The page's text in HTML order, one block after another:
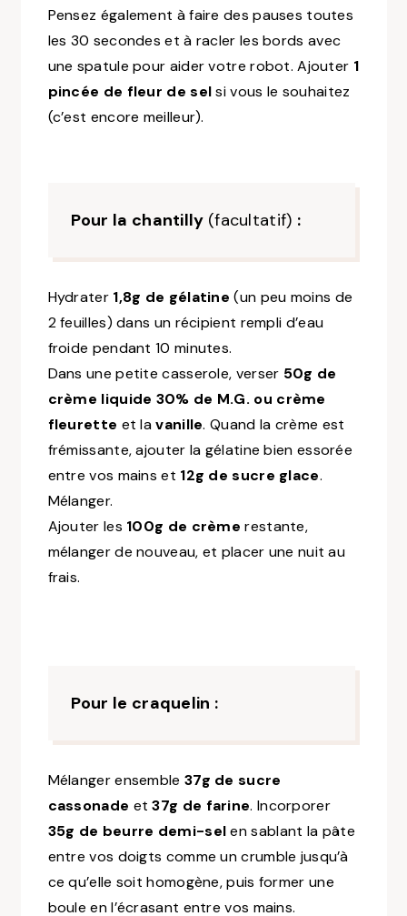
Pensez également à faire des pauses toutes
les 30 secondes et à racler les bords avec
une spatule pour aider votre robot. Ajouter 1
pincée de fleur de selsi vous le souhaitez
(c’est encore meilleur).
Pour la chantilly (facultatif) :
Hydrater 1,8g de gélatine (un peu moins de
2 feuilles) dans un récipient rempli d’eau
froide pendant 10 minutes.
Dans une petite casserole, verser 50g de
crème liquide 30% de M.G. ou crème
fleurette et lavanille. Quand la crème est
frémissante, ajouter la gélatine bien essorée
entre vos mains et 12g de sucre glace.
Mélanger.
Ajouter les 100g de crème restante,
mélanger de nouveau, et placer une nuit au
frais.
Pour le craquelin :
Mélanger ensemble 37g de sucre
cassonade et37g de farine. Incorporer
35g de beurre demi-selen sablant la pâte
entre vos doigts comme un crumble jusqu’à
ce qu’elle soit homogène, puis former une
boule en l’écrasant entre vos mains.